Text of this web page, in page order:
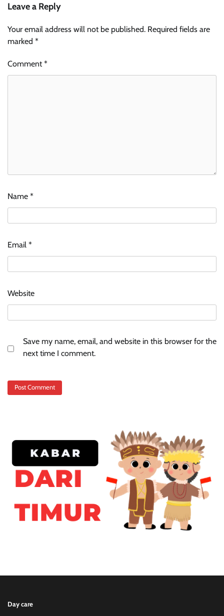
Leave a Reply
Your email address will not be published. Required fields are
marked *
Comment*
Name *
Email *
Website
Save my name, email, and website in this browser for the
next time I comment.
Day care